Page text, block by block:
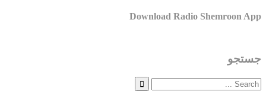
Download Radio Shemroon App
جستجو